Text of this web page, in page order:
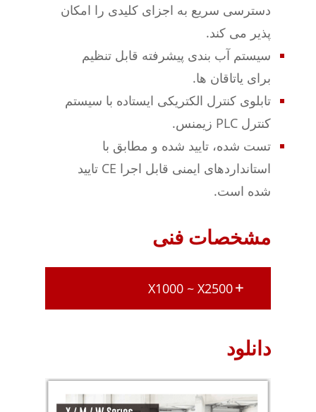
دسترسی سریع به اجزای کلیدی را امکان
پذیر می کند.
سیستم آب بندی پیشرفته قابل تنظیم
برای یاتاقان ها.
تابلوی کنترل الکتریکی ایستاده با سیستم
کنترل PLC زیمنس.
تست شده، تایید شده و مطابق با
استانداردهای ایمنی قابل اجرا CE تایید
شده است.
مشخصات فنی
X1000 ~ X2500
دانلود